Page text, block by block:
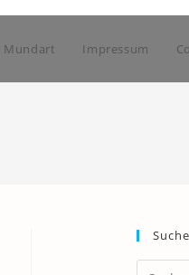
Mundart Impressum